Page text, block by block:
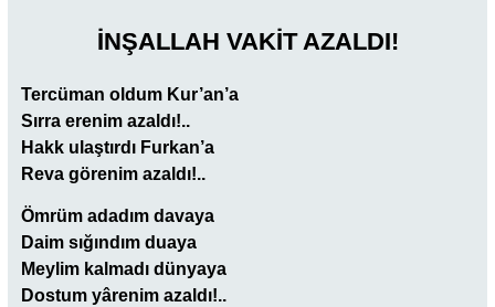
İNŞALLAH VAKİT AZALDI!
Tercüman oldum Kur’an’a
Sırra erenim azaldı!..
Hakk ulaştırdı Furkan’a
Reva görenim azaldı!..
Ömrüm adadım davaya
Daim sığındım duaya
Meylim kalmadı dünyaya
Dostum yârenim azaldı!..